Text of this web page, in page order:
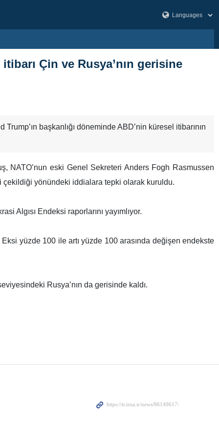
Çin ve Rusya’nın gerisine
başkanlığı döneminde ABD’nin küresel itibarının
NATO’nun eski Genel Sekreteri Anders Fogh Rasmussen
çekildiği yönündeki iddialara tepki olarak kuruldu.
Algısı Endeksi raporlarını yayımlıyor.
yüzde 100 ile artı yüzde 100 arasında değişen endekste
Rusya’nın da gerisinde kaldı.